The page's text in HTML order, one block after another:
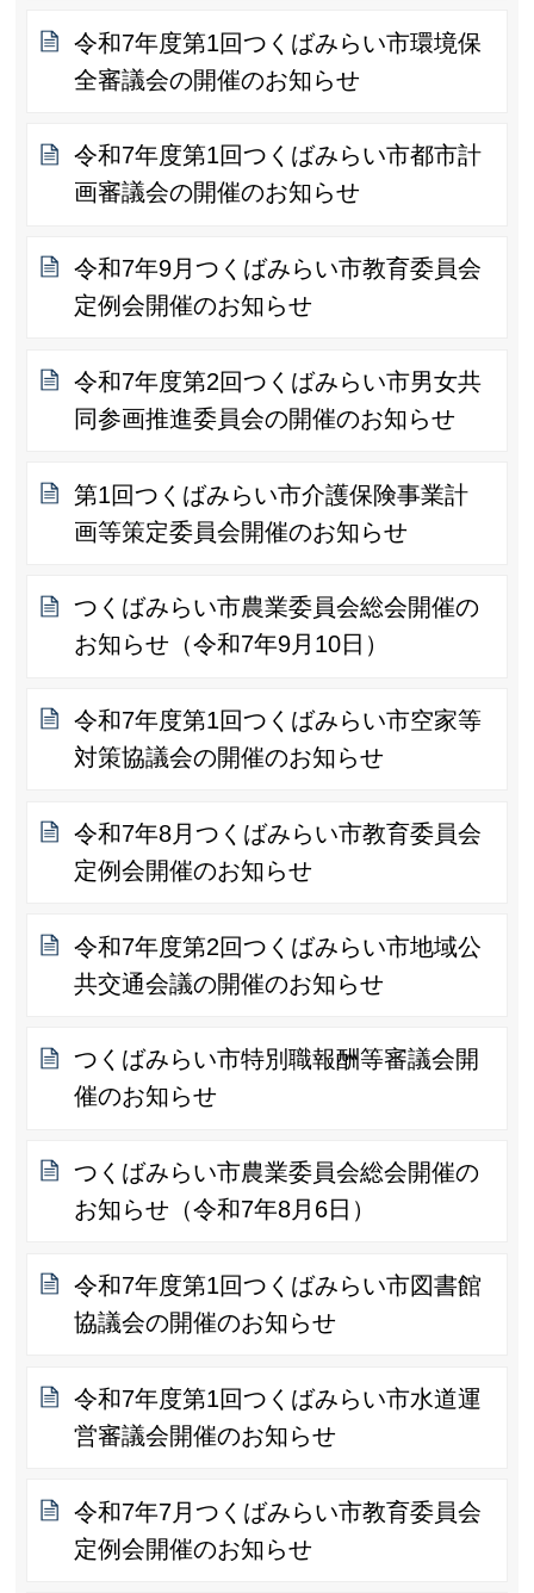
令和7年度第1回つくばみらい市環境保
全審議会の開催のお知らせ
令和7年度第1回つくばみらい市都市計
画審議会の開催のお知らせ
令和7年9月つくばみらい市教育委員会
定例会開催のお知らせ
令和7年度第2回つくばみらい市男女共
同参画推進委員会の開催のお知らせ
第1回つくばみらい市介護保険事業計
画等策定委員会開催のお知らせ
つくばみらい市農業委員会総会開催の
お知らせ（令和7年9月10日）
令和7年度第1回つくばみらい市空家等
対策協議会の開催のお知らせ
令和7年8月つくばみらい市教育委員会
定例会開催のお知らせ
令和7年度第2回つくばみらい市地域公
共交通会議の開催のお知らせ
つくばみらい市特別職報酬等審議会開
催のお知らせ
つくばみらい市農業委員会総会開催の
お知らせ（令和7年8月6日）
令和7年度第1回つくばみらい市図書館
協議会の開催のお知らせ
令和7年度第1回つくばみらい市水道運
営審議会開催のお知らせ
令和7年7月つくばみらい市教育委員会
定例会開催のお知らせ